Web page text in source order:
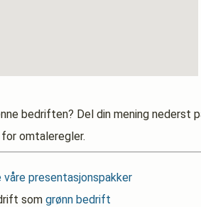
bedriften? Del din mening nederst
for omtaleregler.
våre presentasjonspakker
som grønn bedrift